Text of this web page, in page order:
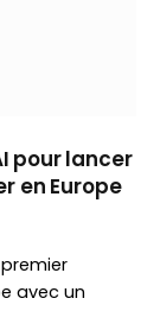
pour lancer
en Europe
avec un